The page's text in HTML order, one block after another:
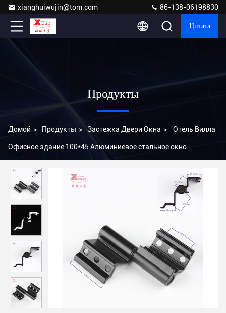
xianghuiwujin@tom.com 86-138-06198830
Цитата
Продукты
Домой > Продукты > Застежка Двери Окна > Отель Вилла
Офисное здание 100*45 Алюминиевое стальное окно